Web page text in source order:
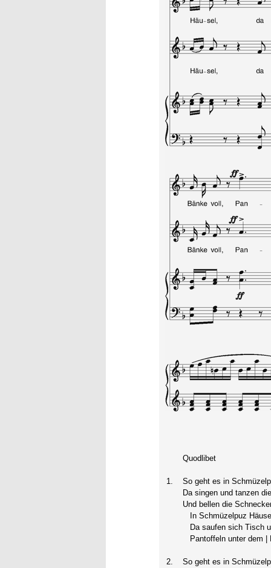
Quodlibet
1.
So geht es in
Da singen und tanzen
Und bellen die
In Schmüzelpuz
Da saufen sich Tisch
Pantoffeln unter dem
2.
So geht es in